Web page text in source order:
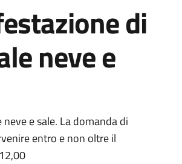
di
neve e
e sale. La domanda di
entro e non oltre il